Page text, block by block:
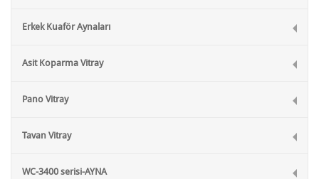
Erkek Kuaför Aynaları
Asit Koparma Vitray
Pano Vitray
Tavan Vitray
WC-3400 serisi-AYNA